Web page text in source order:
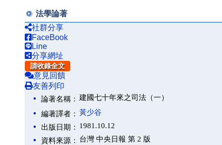
法學論著
社群分享
FaceBook
Line
分享網址
請收錄全文
意見回饋
友善列印
論著名稱： 建國七十年來之司法（一）
編著譯者： 黃少谷
出版日期： 1981.10.12
資料來源： 台灣 中央日報 第 2 版